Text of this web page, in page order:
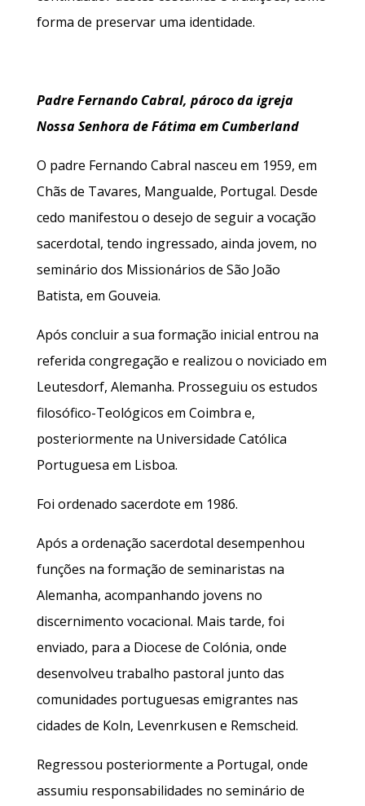
forma de preservar uma identidade.
Padre Fernando Cabral, pároco da igreja
Nossa Senhora de Fátima em Cumberland
O padre Fernando Cabral nasceu em 1959, em
Chãs de Tavares, Mangualde, Portugal. Desde
cedo manifestou o desejo de seguir a vocação
sacerdotal, tendo ingressado, ainda jovem, no
seminário dos Missionários de São João
Batista, em Gouveia.
Após concluir a sua formação inicial entrou na
referida congregação e realizou o noviciado em
Leutesdorf, Alemanha. Prosseguiu os estudos
filosófico-Teológicos em Coimbra e,
posteriormente na Universidade Católica
Portuguesa em Lisboa.
Foi ordenado sacerdote em 1986.
Após a ordenação sacerdotal desempenhou
funções na formação de seminaristas na
Alemanha, acompanhando jovens no
discernimento vocacional. Mais tarde, foi
enviado, para a Diocese de Colónia, onde
desenvolveu trabalho pastoral junto das
comunidades portuguesas emigrantes nas
cidades de Koln, Levenrkusen e Remscheid.
Regressou posteriormente a Portugal, onde
assumiu responsabilidades no seminário de